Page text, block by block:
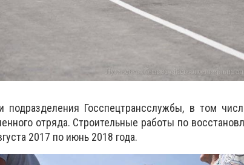
подразделения Госспецтрансслужбы, в том
отряда. Строительные работы по
2017 по июнь 2018 года.